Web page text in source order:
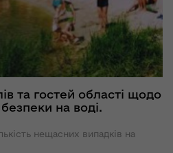
та гостей області щодо
на воді.
нещасних випадків на